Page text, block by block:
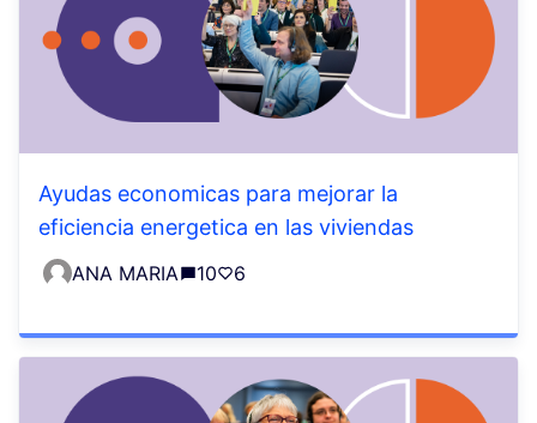
Ayudas economicas para mejorar la
eficiencia energetica en las viviendas
ANA MARIA 10 6